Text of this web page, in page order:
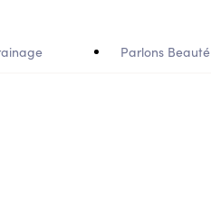
Parlons Beauté